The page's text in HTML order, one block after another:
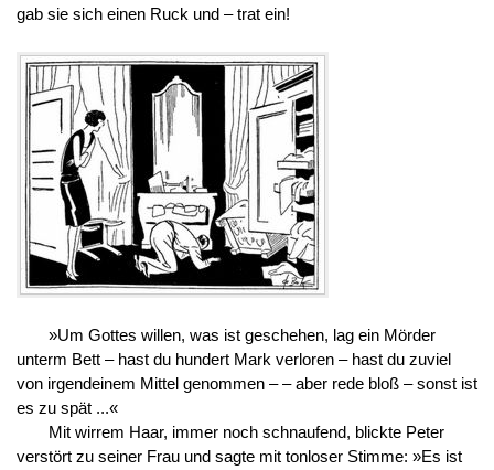
gab sie sich einen Ruck und – trat ein!
»Um Gottes willen, was ist geschehen, lag ein Mörder
unterm Bett – hast du hundert Mark verloren – hast du zuviel
von irgendeinem Mittel genommen – – aber rede bloß – sonst ist
es zu spät ...«
Mit wirrem Haar, immer noch schnaufend, blickte Peter
verstört zu seiner Frau und sagte mit tonloser Stimme: »Es ist